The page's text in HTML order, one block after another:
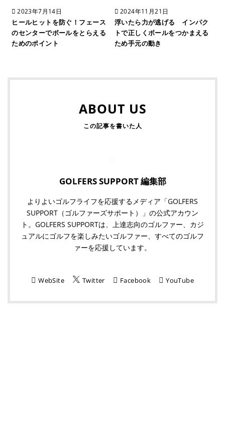
2023年7月14日
ヒールヒットを防ぐ！フェース
のセンターでボールをとらえる
ためのポイント
2024年11月21日
浮いたら力が逃げる インパク
トで正しくボールをつかまえる
ため手元の動き
ABOUT US
GOLFERS SUPPORT 編集部
よりよいゴルフライフを応援するメディア「GOLFERS
SUPPORT（ゴルファーズサポート）」の公式アカウン
ト。GOLFERS SUPPORTは、上達志向のゴルファー、カジ
ュアルにゴルフを楽しみたいゴルファー、すべてのゴルフ
ァーを応援しています。
WebSite Twitter Facebook YouTube